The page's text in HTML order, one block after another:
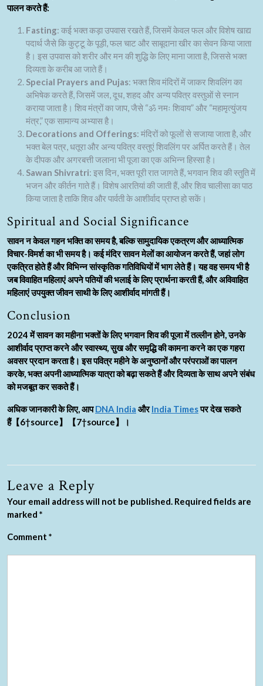
पालन करते हैं:
Fasting: कई भक्त कड़ा उपवास रखते हैं, जिसमें केवल फल और विशेष खाद्य
पदार्थ जैसे कि कुट्टू के पूड़ी, फल चाट और साबूदाना खीर का सेवन किया जाता
है। इस उपवास को शरीर और मन की शुद्धि के लिए माना जाता है, जिससे भक्त
दिव्यता के करीब आ जाते हैं।
Special Prayers and Pujas: भक्त शिव मंदिरों में जाकर शिवलिंग का
अभिषेक करते हैं, जिसमें जल, दूध, शहद और अन्य पवित्र वस्तुओं से स्नान
कराया जाता है। शिव मंत्रों का जाप, जैसे “ॐ नमः शिवाय” और “महामृत्युंजय
मंत्र,” एक सामान्य अभ्यास है।
Decorations and Offerings: मंदिरों को फूलों से सजाया जाता है, और
भक्त बेल पत्र, धतूरा और अन्य पवित्र वस्तुएं शिवलिंग पर अर्पित करते हैं। तेल
के दीपक और अगरबत्ती जलाना भी पूजा का एक अभिन्न हिस्सा है।
Sawan Shivratri: इस दिन, भक्त पूरी रात जागते हैं, भगवान शिव की स्तुति में
भजन और कीर्तन गाते हैं। विशेष आरतियां की जाती हैं, और शिव चालीसा का पाठ
किया जाता है ताकि शिव और पार्वती के आशीर्वाद प्राप्त हो सकें।
Spiritual and Social Significance
सावन न केवल गहन भक्ति का समय है, बल्कि सामुदायिक एकत्रण और आध्यात्मिक
विचार-विमर्श का भी समय है। कई मंदिर सावन मेलों का आयोजन करते हैं, जहां लोग
एकत्रित होते हैं और विभिन्न सांस्कृतिक गतिविधियों में भाग लेते हैं। यह वह समय भी है
जब विवाहित महिलाएं अपने पतियों की भलाई के लिए प्रार्थना करती हैं, और अविवाहित
महिलाएं उपयुक्त जीवन साथी के लिए आशीर्वाद मांगती हैं।
Conclusion
2024 में सावन का महीना भक्तों के लिए भगवान शिव की पूजा में तल्लीन होने, उनके
आशीर्वाद प्राप्त करने और स्वास्थ्य, सुख और समृद्धि की कामना करने का एक गहरा
अवसर प्रदान करता है। इस पवित्र महीने के अनुष्ठानों और परंपराओं का पालन
करके, भक्त अपनी आध्यात्मिक यात्रा को बढ़ा सकते हैं और दिव्यता के साथ अपने संबंध
को मजबूत कर सकते हैं।
अधिक जानकारी के लिए, आपDNA India औरIndia Timesपर देख सकते
हैं【6†source】【7†source】।
Leave a Reply
Your email address will not be published. Required fields are
marked *
Comment *